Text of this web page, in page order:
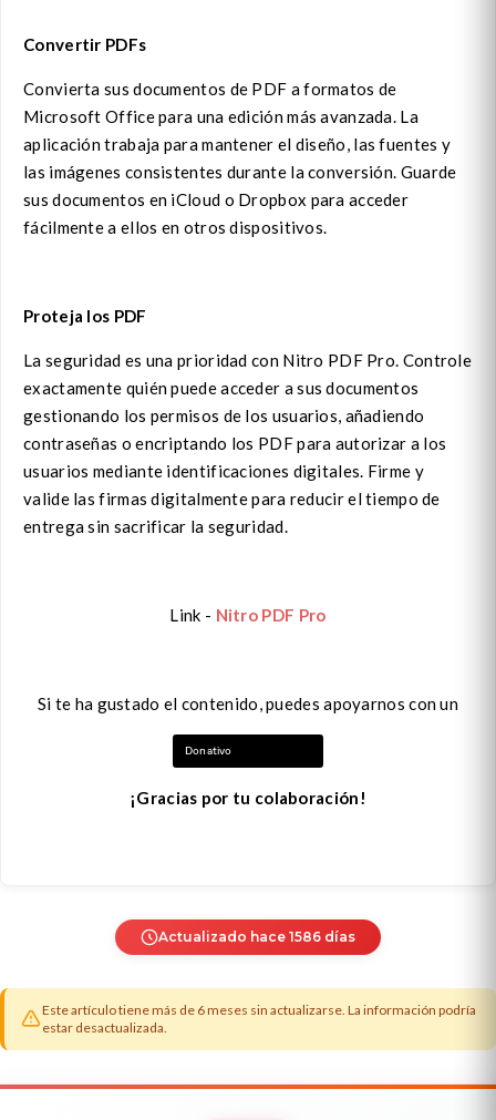
Convertir PDFs
Convierta sus documentos de PDF a formatos de
Microsoft Office para una edición más avanzada. La
aplicación trabaja para mantener el diseño, las fuentes y
las imágenes consistentes durante la conversión. Guarde
sus documentos en iCloud o Dropbox para acceder
fácilmente a ellos en otros dispositivos.
Proteja los PDF
La seguridad es una prioridad con Nitro PDF Pro. Controle
exactamente quién puede acceder a sus documentos
gestionando los permisos de los usuarios, añadiendo
contraseñas o encriptando los PDF para autorizar a los
usuarios mediante identificaciones digitales. Firme y
valide las firmas digitalmente para reducir el tiempo de
entrega sin sacrificar la seguridad.
Link - Nitro PDF Pro
Si te ha gustado el contenido, puedes apoyarnos con un
Donativo
¡Gracias por tu colaboración!
Actualizado hace 1586 días
Este artículo tiene más de 6 meses sin actualizarse. La información podría
estar desactualizada.